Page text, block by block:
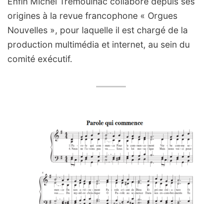
origines à la revue francophone « Orgues
Nouvelles », pour laquelle il est chargé de la
production multimédia et internet, au sein du
comité exécutif.